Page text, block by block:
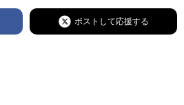
ポストして応援する